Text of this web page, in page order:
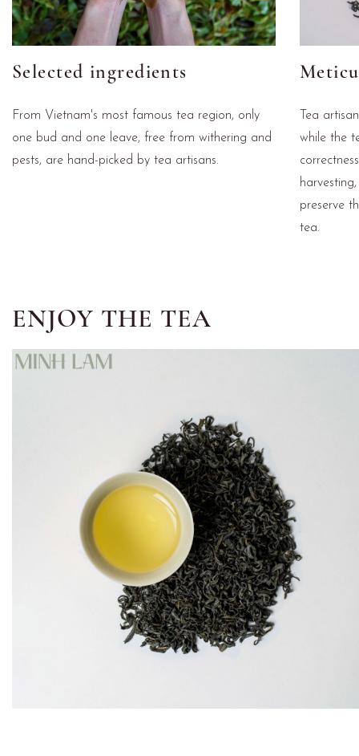
Selected ingredients
From Vietnam's most famous tea region, only
one bud and one leave, free from withering and
pests, are hand-picked by tea artisans.
Tea
while the
preserve
tea.
ENJOY THE TEA